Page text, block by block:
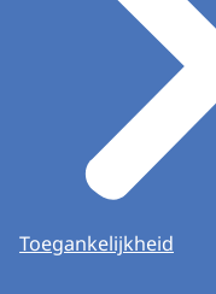
Toegankelijkheid